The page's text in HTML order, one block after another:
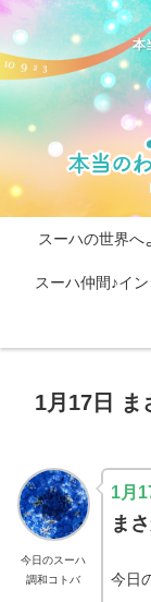
本
スーハの世界へ
スーハ仲間♪イ
1月17日 ま
今日のスーハ
調和コトバ
1月
ま
今日